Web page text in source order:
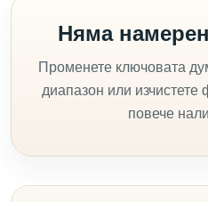
Няма
Променете ключовата
диапазон или изчистете
повече